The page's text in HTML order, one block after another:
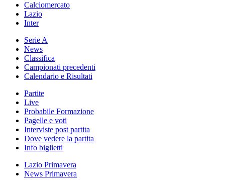
Calciomercato
Lazio
Inter
Serie A
News
Classifica
Campionati precedenti
Calendario e Risultati
Partite
Live
Probabile Formazione
Pagelle e voti
Interviste post partita
Dove vedere la partita
Info biglietti
Lazio Primavera
News Primavera